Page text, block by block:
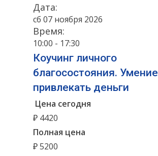
Дата:
сб 07 ноября 2026
Время:
10:00 - 17:30
Коучинг личного
благосостояния. Умение
привлекать деньги
Цена сегодня
₽ 4420
Полная цена
₽ 5200